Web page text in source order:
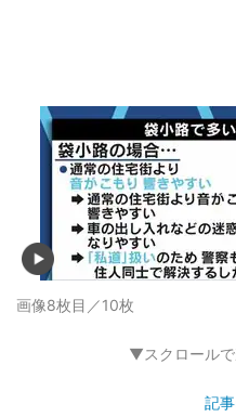
画像8枚目／10枚
▼スクロール
記